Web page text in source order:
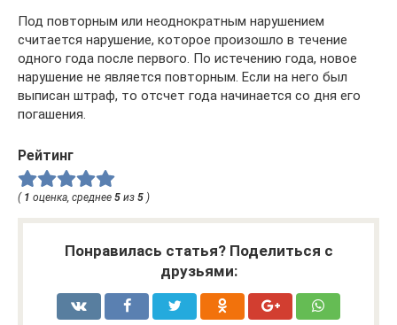
Под повторным или неоднократным нарушением
считается нарушение, которое произошло в течение
одного года после первого. По истечению года, новое
нарушение не является повторным. Если на него был
выписан штраф, то отсчет года начинается со дня его
погашения.
Рейтинг
( 1 оценка, среднее 5 из 5 )
Понравилась статья? Поделиться с
друзьями: